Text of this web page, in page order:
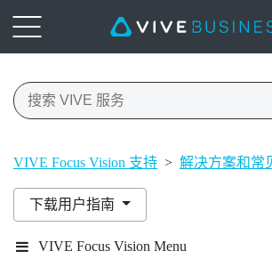
VIVE Focus Vision 支持 > 解决方案和常
下载用户指南
VIVE Focus Vision Menu